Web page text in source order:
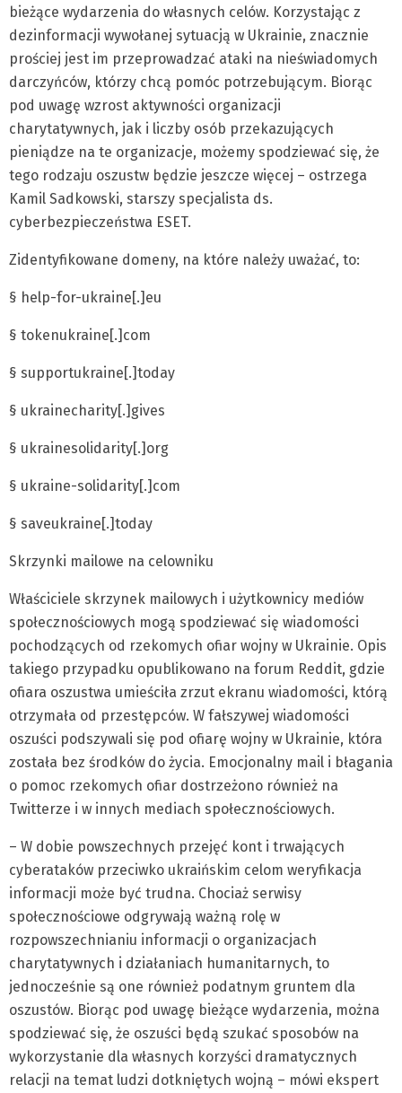
bieżące wydarzenia do własnych celów. Korzystając z
dezinformacji wywołanej sytuacją w Ukrainie, znacznie
prościej jest im przeprowadzać ataki na nieświadomych
darczyńców, którzy chcą pomóc potrzebującym. Biorąc
pod uwagę wzrost aktywności organizacji
charytatywnych, jak i liczby osób przekazujących
pieniądze na te organizacje, możemy spodziewać się, że
tego rodzaju oszustw będzie jeszcze więcej – ostrzega
Kamil Sadkowski, starszy specjalista ds.
cyberbezpieczeństwa ESET.
Zidentyfikowane domeny, na które należy uważać, to:
§ help-for-ukraine[.]eu
§ tokenukraine[.]com
§ supportukraine[.]today
§ ukrainecharity[.]gives
§ ukrainesolidarity[.]org
§ ukraine-solidarity[.]com
§ saveukraine[.]today
Skrzynki mailowe na celowniku
Właściciele skrzynek mailowych i użytkownicy mediów
społecznościowych mogą spodziewać się wiadomości
pochodzących od rzekomych ofiar wojny w Ukrainie. Opis
takiego przypadku opublikowano na forum Reddit, gdzie
ofiara oszustwa umieściła zrzut ekranu wiadomości, którą
otrzymała od przestępców. W fałszywej wiadomości
oszuści podszywali się pod ofiarę wojny w Ukrainie, która
została bez środków do życia. Emocjonalny mail i błagania
o pomoc rzekomych ofiar dostrzeżono również na
Twitterze i w innych mediach społecznościowych.
– W dobie powszechnych przejęć kont i trwających
cyberataków przeciwko ukraińskim celom weryfikacja
informacji może być trudna. Chociaż serwisy
społecznościowe odgrywają ważną rolę w
rozpowszechnianiu informacji o organizacjach
charytatywnych i działaniach humanitarnych, to
jednocześnie są one również podatnym gruntem dla
oszustów. Biorąc pod uwagę bieżące wydarzenia, można
spodziewać się, że oszuści będą szukać sposobów na
wykorzystanie dla własnych korzyści dramatycznych
relacji na temat ludzi dotkniętych wojną – mówi ekspert